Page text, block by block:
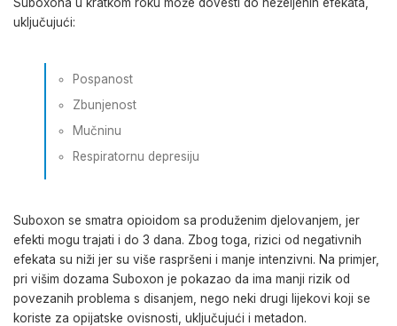
uključujući:
Pospanost
Zbunjenost
Mučninu
Respiratornu depresiju
Suboxon se smatra opioidom sa produženim djelovanjem, jer
efekti mogu trajati i do 3 dana. Zbog toga, rizici od negativnih
efekata su niži jer su više raspršeni i manje intenzivni. Na primjer,
pri višim dozama Suboxon je pokazao da ima manji rizik od
povezanih problema s disanjem, nego neki drugi lijekovi koji se
koriste za opijatske ovisnosti, uključujući i metadon.